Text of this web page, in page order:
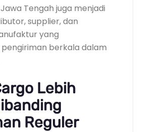
Tengah juga menjadi
supplier, dan
yang
berkala dalam
Lebih
Reguler